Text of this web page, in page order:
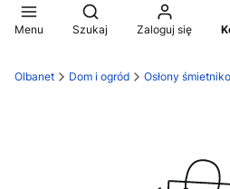
Menu
Otwórz wyszukiwarkę
Szukaj Zaloguj się
Olbanet Dom i ogród Osłony